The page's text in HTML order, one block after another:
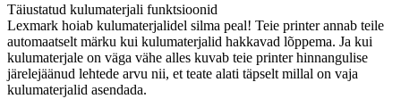
Täiustatud kulumaterjali funktsioonid
Lexmark hoiab kulumaterjalidel silma peal! Teie printer annab teile
automaatselt märku kui kulumaterjalid hakkavad lõppema. Ja kui
kulumaterjale on väga vähe alles kuvab teie printer hinnangulise
järelejäänud lehtede arvu nii, et teate alati täpselt millal on vaja
kulumaterjalid asendada.